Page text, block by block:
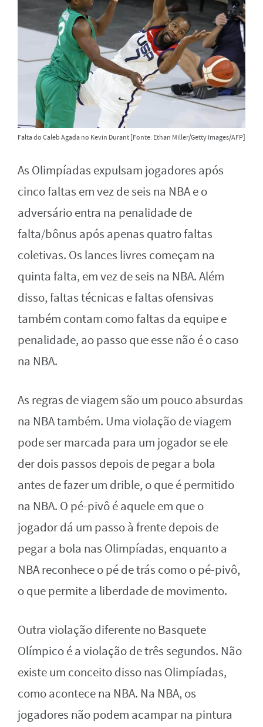
Falta do Caleb Agada no Kevin Durant [Fonte: Ethan Miller/Getty Images/AFP]
As Olimpíadas expulsam jogadores após
cinco faltas em vez de seis na NBA e o
adversário entra na penalidade de
falta/bônus após apenas quatro faltas
coletivas. Os lances livres começam na
quinta falta, em vez de seis na NBA. Além
disso, faltas técnicas e faltas ofensivas
também contam como faltas da equipe e
penalidade, ao passo que esse não é o caso
na NBA.
As regras de viagem são um pouco absurdas
na NBA também. Uma violação de viagem
pode ser marcada para um jogador se ele
der dois passos depois de pegar a bola
antes de fazer um drible, o que é permitido
na NBA. O pé-pivô é aquele em que o
jogador dá um passo à frente depois de
pegar a bola nas Olimpíadas, enquanto a
NBA reconhece o pé de trás como o pé-pivô,
o que permite a liberdade de movimento.
Outra violação diferente no Basquete
Olímpico é a violação de três segundos. Não
existe um conceito disso nas Olimpíadas,
como acontece na NBA. Na NBA, os
jogadores não podem acampar na pintura